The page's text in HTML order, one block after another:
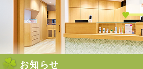
お知らせ